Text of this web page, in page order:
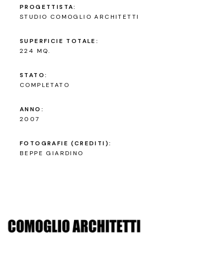
PROGETTISTA:
STUDIO COMOGLIO ARCHITETTI
SUPERFICIE TOTALE:
224 MQ.
STATO:
COMPLETATO
ANNO:
2007
FOTOGRAFIE (CREDITI):
BEPPE GIARDINO